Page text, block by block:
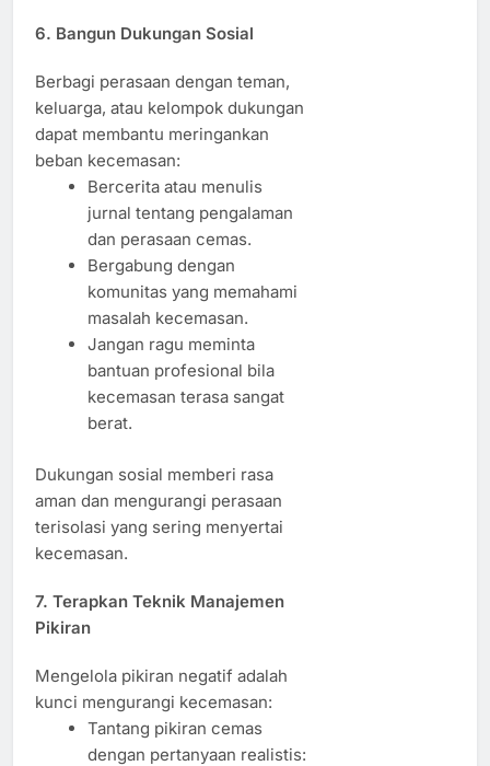
6. Bangun Dukungan Sosial
Berbagi perasaan dengan teman,
keluarga, atau kelompok dukungan
dapat membantu meringankan
beban kecemasan:
Bercerita atau menulis
jurnal tentang pengalaman
dan perasaan cemas.
Bergabung dengan
komunitas yang memahami
masalah kecemasan.
Jangan ragu meminta
bantuan profesional bila
kecemasan terasa sangat
berat.
Dukungan sosial memberi rasa
aman dan mengurangi perasaan
terisolasi yang sering menyertai
kecemasan.
7. Terapkan Teknik Manajemen
Pikiran
Mengelola pikiran negatif adalah
kunci mengurangi kecemasan:
Tantang pikiran cemas
dengan pertanyaan realistis: